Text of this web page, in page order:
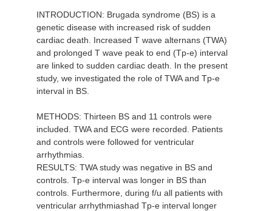
INTRODUCTION: Brugada syndrome (BS) is a
genetic disease with increased risk of sudden
cardiac death. Increased T wave alternans (TWA)
and prolonged T wave peak to end (Tp-e) interval
are linked to sudden cardiac death. In the present
study, we investigated the role of TWA and Tp-e
interval in BS.
METHODS: Thirteen BS and 11 controls were
included. TWA and ECG were recorded. Patients
and controls were followed for ventricular
arrhythmias.
RESULTS: TWA study was negative in BS and
controls. Tp-e interval was longer in BS than
controls. Furthermore, during f/u all patients with
ventricular arrhythmiashad Tp-e interval longer